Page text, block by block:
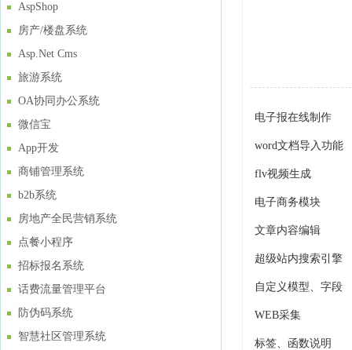
AspShop
房产/楼盘系统
Asp.Net Cms
旅游系统
OA协同办公系统
微信宝
App开发
商铺管理系统
b2b系统
房地产全民营销系统
点餐小程序
招标报名系统
话费流量管理平台
防伪码系统
智慧社区管理系统
电子报在线制作
word文档导入功能
flv视频生成
电子商务模块
文章内容编辑
超级站内搜索引擎
自定义模型、字段
WEB采集
标签、函数说明